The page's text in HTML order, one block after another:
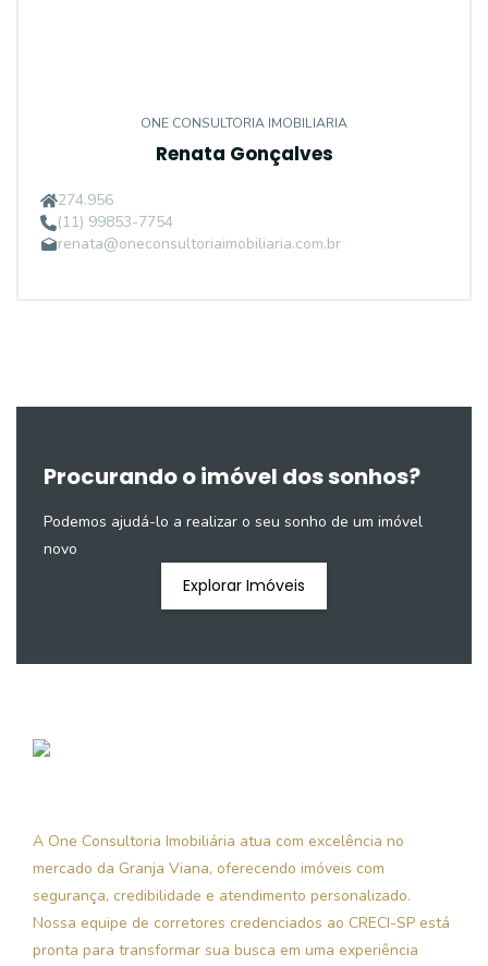
ONE CONSULTORIA IMOBILIARIA
Renata Gonçalves
274.956
(11) 99853-7754
renata@oneconsultoriaimobiliaria.com.br
Procurando o imóvel dos sonhos?
Podemos ajudá-lo a realizar o seu sonho de um imóvel
novo
Explorar Imóveis
A One Consultoria Imobiliária atua com excelência no
mercado da Granja Viana, oferecendo imóveis com
segurança, credibilidade e atendimento personalizado.
Nossa equipe de corretores credenciados ao CRECI-SP está
pronta para transformar sua busca em uma experiência